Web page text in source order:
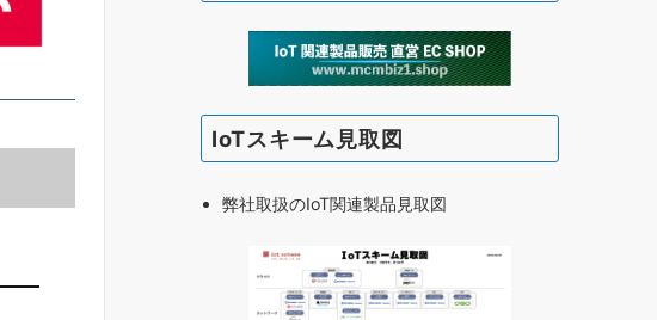
IoTスキーム見取図
弊社取扱のIoT関連製品見取図